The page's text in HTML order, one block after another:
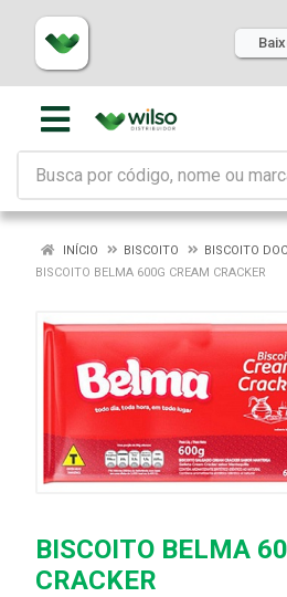
INÍCIO BISCOITO
BISCOITO
BISCOITO BELMA 600G CREAM CRACKER
BISCOITO BELMA
CRACKER